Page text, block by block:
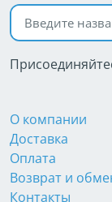
Поиск по
О компании
Доставка
Оплата
Возврат и
Контакты